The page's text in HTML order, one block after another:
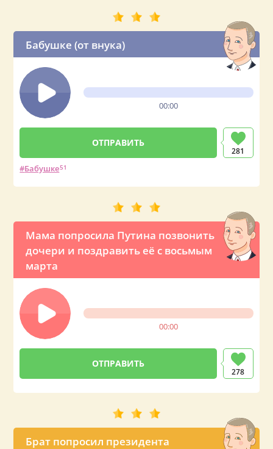
Бабушке (от внука)
00:00
281
Бабушке51
Мама попросила Путина позвонить
дочери и поздравить её с восьмым
марта
00:00
278
Брат попросил президента